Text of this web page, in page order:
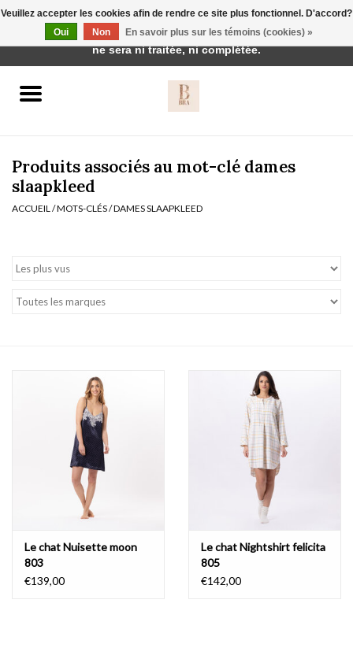
vêtements de nuit
Homewear
Lingerie-accessoires
Cartes-cadeaux
Produits associés au mot-clé dames
slaapkleed
ACCUEIL /MOTS-CLÉS/DAMES SLAAPKLEED
Le chat Nuisette moon
803
€139,00
Le chat Nightshirt felicita
805
€142,00
Veuillez accepter les cookies afin de rendre ce site plus fonctionnel. D'accord?
Oui
Non En savoir plus sur les témoins (cookies) »
Cette boutique est en construction. Toute commande passée
ne sera ni traitée, ni complétée.